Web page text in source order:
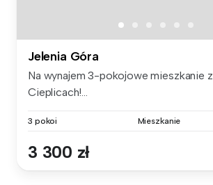
Jelenia Góra
Na wynajem 3-pokojowe mieszkanie
Cieplicach!...
3 pokoi Mieszkanie
3 300 zł